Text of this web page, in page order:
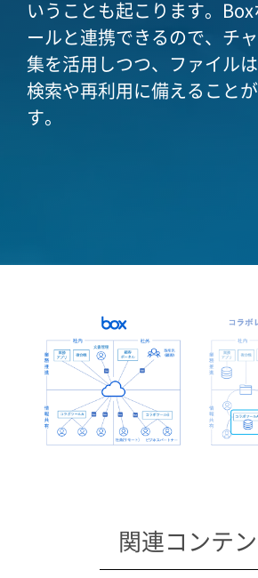
いうことも起こります。
ールと連携できるので、チ
集を活用しつつ、ファイルは
検索や再利用に備えること
す。
関連コンテ